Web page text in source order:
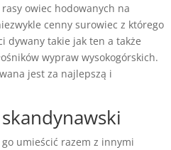
owiec hodowanych na
cenny surowiec z którego
dywany takie jak ten a także
wypraw wysokogórskich.
jest za najlepszą i
go umieścić razem z innymi